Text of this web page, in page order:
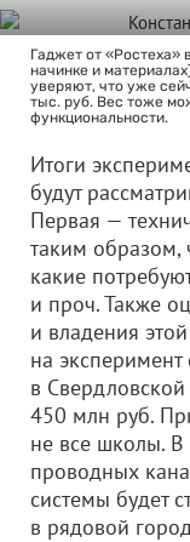
Гаджет от «Ростеха»
начинке и
уверяют, что уже
тыс. руб. Вес тоже
функциональности.
Итоги
будут
Первая —
таким образом,
какие
и проч. Также
и владения
на
в Свердловской
450 млн руб.
не все школы. В
проводных
системы будет
в рядовой